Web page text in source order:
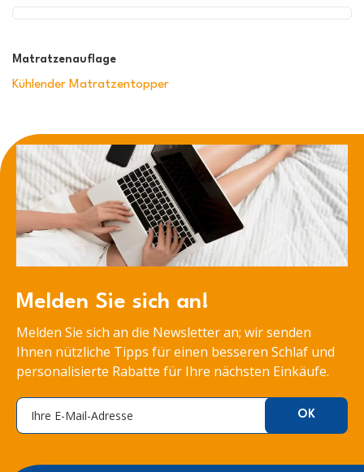
Matratzenauflage
Kühlender Matratzentopper
Melden Sie sich an!
Melden Sie sich an die Newsletter an; wir senden
Ihnen nützliche Tipps für einen besseren Schlaf und
personalisierte Rabatte für Ihre nächsten Einkäufe.